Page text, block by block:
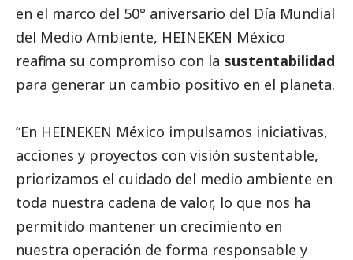
en el marco del 50° aniversario del Día Mundial
del Medio Ambiente, HEINEKEN México
reafirma su compromiso con la sustentabilidad
para generar un cambio positivo en el planeta.
“En HEINEKEN México impulsamos iniciativas,
acciones y proyectos con visión sustentable,
priorizamos el cuidado del medio ambiente en
toda nuestra cadena de valor, lo que nos ha
permitido mantener un crecimiento en
nuestra operación de forma responsable y